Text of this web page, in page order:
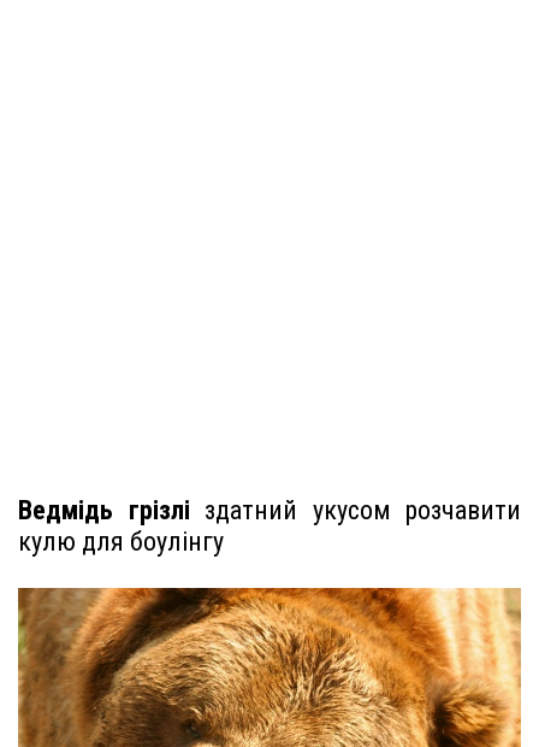
Ведмідь грізлі здатний укусом розчавити
кулю для боулінгу